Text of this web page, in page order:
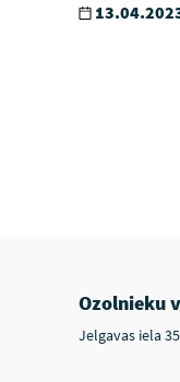
Ozolnieku
Jelgavas iela